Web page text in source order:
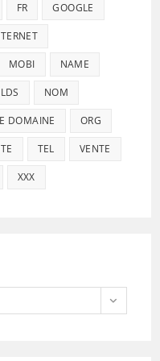
FR GOOGLE
MOBI NAME
NOM
DOMAINE ORG
TEL VENTE
XXX